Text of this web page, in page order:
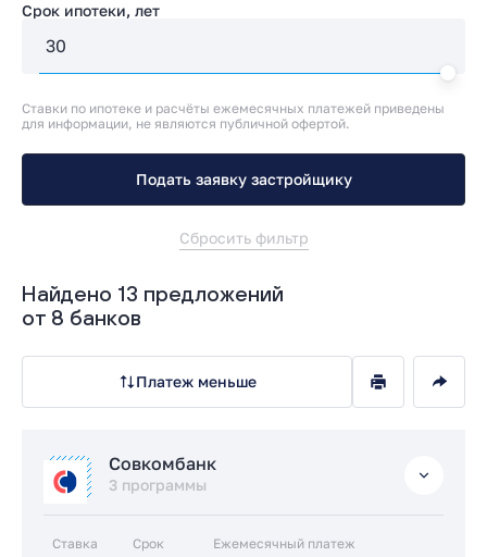
Срок ипотеки, лет
Ставки по ипотеке и расчёты ежемесячных платежей приведены
для информации, не являются публичной офертой.
Подать заявку застройщику
Сбросить фильтр
Найдено 13 предложений
от 8 банков
Платеж меньше
Совкомбанк
3 программы
Ставка Срок Ежемесячный платеж